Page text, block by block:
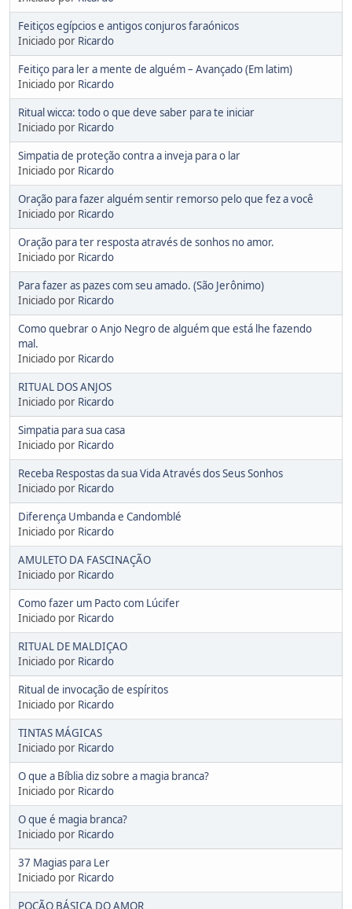
Feitiços egípcios e antigos conjuros faraónicos
Iniciado por Ricardo
Feitiço para ler a mente de alguém – Avançado (Em latim)
Iniciado por Ricardo
Ritual wicca: todo o que deve saber para te iniciar
Iniciado por Ricardo
Simpatia de proteção contra a inveja para o lar
Iniciado por Ricardo
Oração para fazer alguém sentir remorso pelo que fez a você
Iniciado por Ricardo
Oração para ter resposta através de sonhos no amor.
Iniciado por Ricardo
Para fazer as pazes com seu amado. (São Jerônimo)
Iniciado por Ricardo
Como quebrar o Anjo Negro de alguém que está lhe fazendo
mal.
Iniciado por Ricardo
RITUAL DOS ANJOS
Iniciado por Ricardo
Simpatia para sua casa
Iniciado por Ricardo
Receba Respostas da sua Vida Através dos Seus Sonhos
Iniciado por Ricardo
Diferença Umbanda e Candomblé
Iniciado por Ricardo
AMULETO DA FASCINAÇÃO
Iniciado por Ricardo
Como fazer um Pacto com Lúcifer
Iniciado por Ricardo
RITUAL DE MALDIÇAO
Iniciado por Ricardo
Ritual de invocação de espíritos
Iniciado por Ricardo
TINTAS MÁGICAS
Iniciado por Ricardo
O que a Bíblia diz sobre a magia branca?
Iniciado por Ricardo
O que é magia branca?
Iniciado por Ricardo
37 Magias para Ler
Iniciado por Ricardo
POÇÃO BÁSICA DO AMOR